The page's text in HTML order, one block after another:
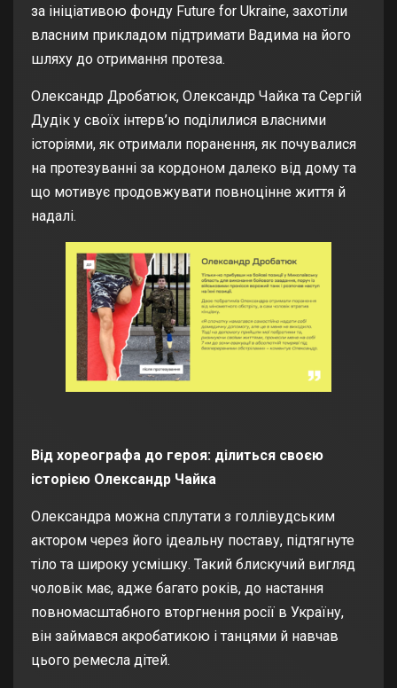
за ініціативою фонду Future for Ukraine, захотіли
власним прикладом підтримати Вадима на його
шляху до отримання протеза.
Олександр Дробатюк, Олександр Чайка та Сергій
Дудік у своїх інтерв’ю поділилися власними
історіями, як отримали поранення, як почувалися
на протезуванні за кордоном далеко від дому та
що мотивує продовжувати повноцінне життя й
надалі.
Від хореографа до героя: ділиться своєю
історією Олександр Чайка
Олександра можна сплутати з голлівудським
актором через його ідеальну поставу, підтягнуте
тіло та широку усмішку. Такий блискучий вигляд
чоловік має, адже багато років, до настання
повномасштабного вторгнення росії в Україну,
він займався акробатикою і танцями й навчав
цього ремесла дітей.